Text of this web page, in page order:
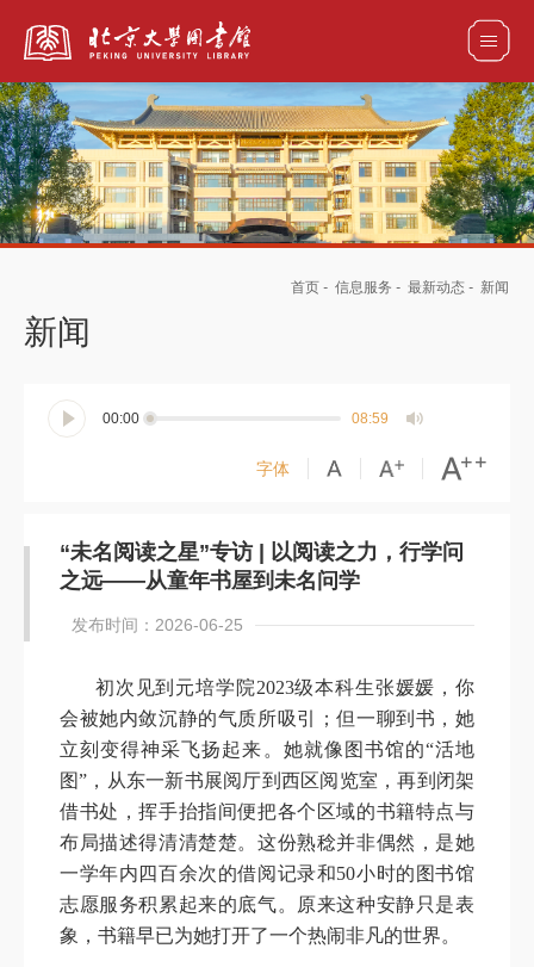
全部资源
首页 - 信息服务 - 最新动态 - 新闻
新闻
00:00 08:59
字体
“未名阅读之星”专访 | 以阅读之力，行学问
之远——从童年书屋到未名问学
发布时间：2026-06-25
初次见到元培学院2023级本科生张媛媛，你
会被她内敛沉静的气质所吸引；但一聊到书，她
立刻变得神采飞扬起来。她就像图书馆的“活地
图”，从东一新书展阅厅到西区阅览室，再到闭架
借书处，挥手抬指间便把各个区域的书籍特点与
布局描述得清清楚楚。这份熟稔并非偶然，是她
一学年内四百余次的借阅记录和50小时的图书馆
志愿服务积累起来的底气。原来这种安静只是表
象，书籍早已为她打开了一个热闹非凡的世界。